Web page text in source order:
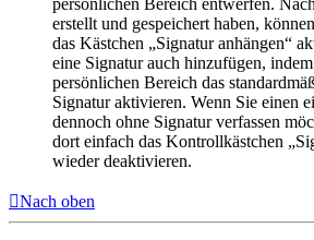
persönlichen Bereich entwerfen.
erstellt und gespeichert haben,
das Kästchen „Signatur anhängen“
eine Signatur auch hinzufügen,
persönlichen Bereich das
Signatur aktivieren. Wenn Sie einen
dennoch ohne Signatur verfassen
dort einfach das Kontrollkästchen
wieder deaktivieren.
Nach oben